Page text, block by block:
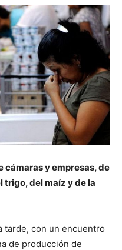
cámaras y empresas, de
trigo, del maíz y de la
tarde, con un encuentro
de producción de